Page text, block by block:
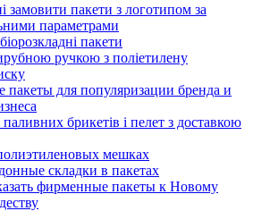
замовити пакети з логотипом за
параметрами
пакети
ручкою з поліетилену
для популяризации бренда и
брикетів і пелет з доставкою
мешках
складки в пакетах
фирменные пакеты к Новому